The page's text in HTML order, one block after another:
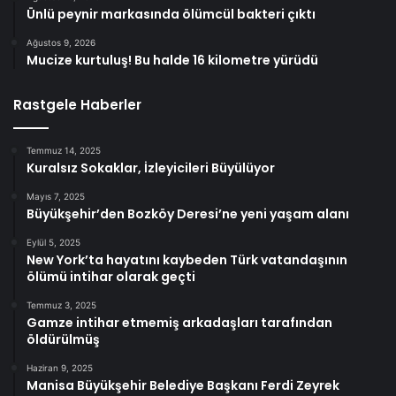
Ünlü peynir markasında ölümcül bakteri çıktı
Ağustos 9, 2026
Mucize kurtuluş! Bu halde 16 kilometre yürüdü
Rastgele Haberler
Temmuz 14, 2025
Kuralsız Sokaklar, İzleyicileri Büyülüyor
Mayıs 7, 2025
Büyükşehir’den Bozköy Deresi’ne yeni yaşam alanı
Eylül 5, 2025
New York’ta hayatını kaybeden Türk vatandaşının
ölümü intihar olarak geçti
Temmuz 3, 2025
Gamze intihar etmemiş arkadaşları tarafından
öldürülmüş
Haziran 9, 2025
Manisa Büyükşehir Belediye Başkanı Ferdi Zeyrek